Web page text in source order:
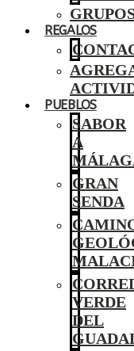
REGALOS
PUEBLOS
SABOR
A
GRAN
SENDA
VERDE
DEL